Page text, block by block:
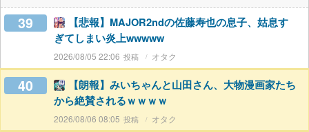
39
【悲報】MAJOR2ndの佐藤寿也の息子、姑息す
ぎてしまい炎上wwwww
2026/08/05 22:06 オタク
40
【朗報】みいちゃんと山田さん、大物漫画家たち
から絶賛されるｗｗｗｗ
2026/08/06 08:05 オタク